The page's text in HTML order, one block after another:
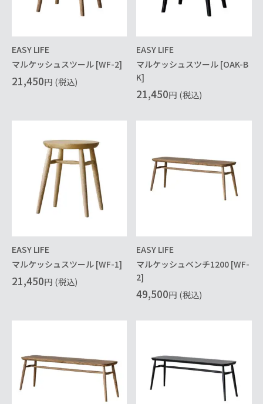
EASY LIFE
マルケッシュスツール [WF-2]
21,450円 (税込)
EASY LIFE
マルケッシュスツール [OAK-B
K]
21,450円 (税込)
EASY LIFE
マルケッシュスツール [WF-1]
21,450円 (税込)
EASY LIFE
マルケッシュベンチ1200 [WF-
2]
49,500円 (税込)